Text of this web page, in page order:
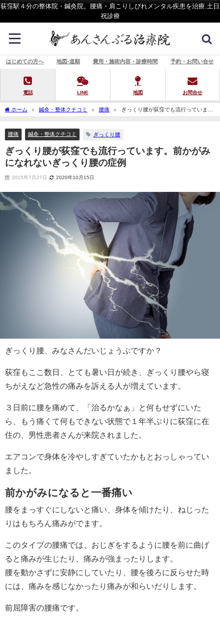
荻窪駅４分の整体院・鍼灸院。腰痛・肩こりしびれメンタル疾患を治療.土日
祝診療
はじめての方へ 地図-道順 費用・施術内容・診療時間 予約・お問い合せ
電話 LINE 地図 お問合せ
ホーム 鍼灸・整体クチコミ 腰痛
ぎっくり腰が荻窪でも流行っていま
す。前かがみになれないぎっくり腰の症例
腰痛 鍼灸・整体クチコミ ぎっくり腰
ぎっくり腰が荻窪でも流行っています。前かがみ
になれないぎっくり腰の症例
2015年7月27日 2020年10月15日
ぎっくり腰、みなさんだいじょうぶですか？
荻窪もここ数日、とても暑い日が続き、ぎっくり腰やら寝
ちがえなど急性の痛みを訴える人が増えています。
３日前に腰を痛めて、「治るかなぁ」と何もせずにいた
ら、もう痛くて何もできない状態で１年半ぶりに荻窪に在
住の、男性患者さんが来院されました。
エアコンで身体を冷やしすぎていたかもとおっしゃってい
ました。
前かがみになると一番痛い
腰をまっすぐにしないと痛い、身体を傾けたり、ねじった
りはもちろん痛みがでます。
このタイプの腰痛では、おじぎをするように腰を前に曲げ
ると痛みが生じたり、痛みが強まったりします。
腰を動かさずに安静にしていたり、腰を後ろに反らせた時
には、痛みを感じなかったり痛みが和らいだりします。
前屈障害の腰痛です。